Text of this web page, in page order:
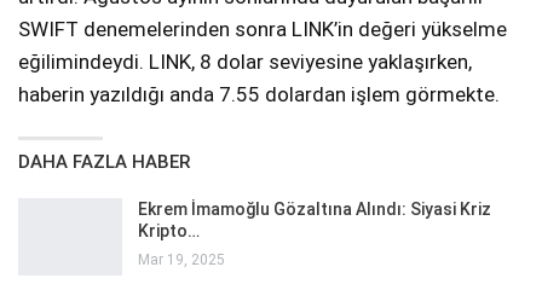
SWIFT denemelerinden sonra LINK’in değeri yükselme
eğilimindeydi. LINK, 8 dolar seviyesine yaklaşırken,
haberin yazıldığı anda 7.55 dolardan işlem görmekte.
DAHA FAZLA HABER
Ekrem İmamoğlu Gözaltına Alındı: Siyasi Kriz
Kripto…
Mar 19, 2025